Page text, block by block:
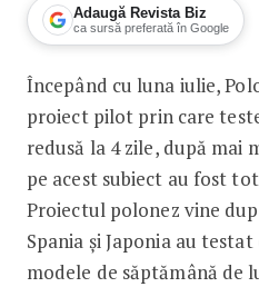
Adaugă Revista Biz
ca sursă preferată în Google
Polonia testează
Începând cu luna iulie,
proiect pilot prin care
redusă la 4 zile, după mai
pe acest subiect au fost
Proiectul polonez vine
Spania și Japonia au testat
modele de săptămână de